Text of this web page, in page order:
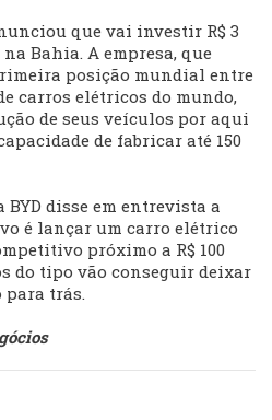
que vai investir R$ 3
Bahia. A empresa, que
posição mundial entre
carros elétricos do mundo,
de seus veículos por aqui
de fabricar até 150
BYD disse em entrevista a
é lançar um carro elétrico
próximo a R$ 100
do tipo vão conseguir deixar
para trás.